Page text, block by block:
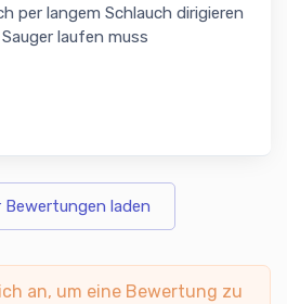
per langem Schlauch dirigieren
laufen muss
Bewertungen laden
an, um eine Bewertung zu